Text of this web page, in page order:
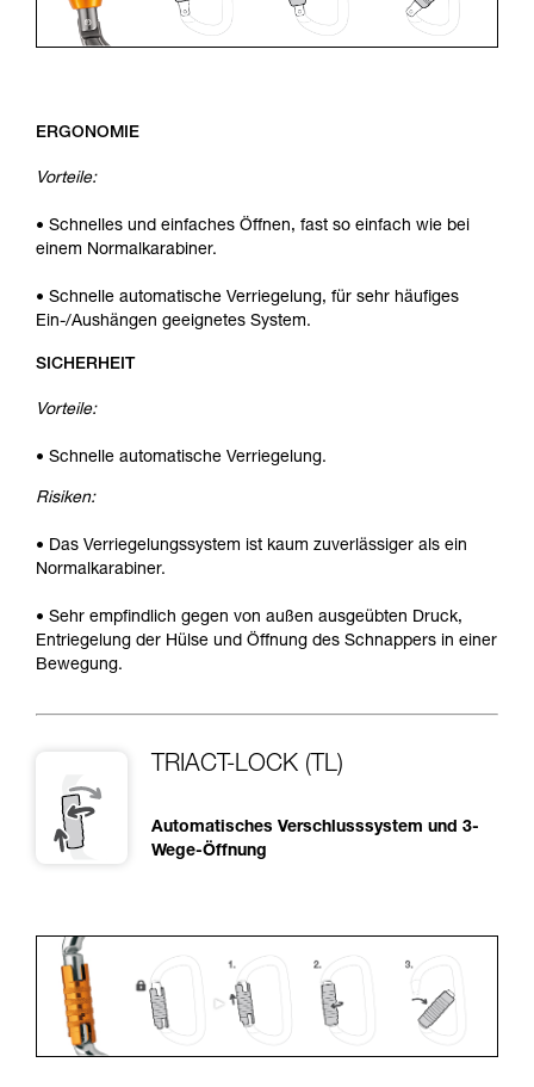
ERGONOMIE
Vorteile:
• Schnelles und einfaches Öffnen, fast so einfach wie bei
einem Normalkarabiner.
• Schnelle automatische Verriegelung, für sehr häufiges
Ein-/Aushängen geeignetes System.
SICHERHEIT
Vorteile:
• Schnelle automatische Verriegelung.
Risiken:
• Das Verriegelungssystem ist kaum zuverlässiger als ein
Normalkarabiner.
• Sehr empfindlich gegen von außen ausgeübten Druck,
Entriegelung der Hülse und Öffnung des Schnappers in einer
Bewegung.
TRIACT-LOCK (TL)
Automatisches Verschlusssystem und 3-
Wege-Öffnung